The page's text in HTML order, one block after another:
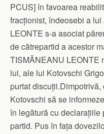
PCUS] în favoarea
fracționist, îndeosebi a
LEONTE s-a asociat
de cătrepartid a acestor
TISMĂNEANU LEONTE
lui, ale lui Kotovschi
purtat
Kotovschi să se
în legătură cu declarațiile
partid. Pus în fața